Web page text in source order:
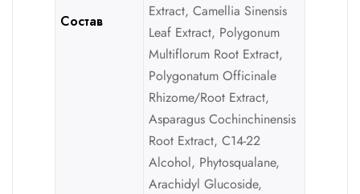
Состав
Extract, Camellia Sinensis
Leaf Extract, Polygonum
Multiflorum Root Extract,
Polygonatum Officinale
Rhizome/Root Extract,
Asparagus Cochinchinensis
Root Extract, C14-22
Alcohol, Phytosqualane,
Arachidyl Glucoside,